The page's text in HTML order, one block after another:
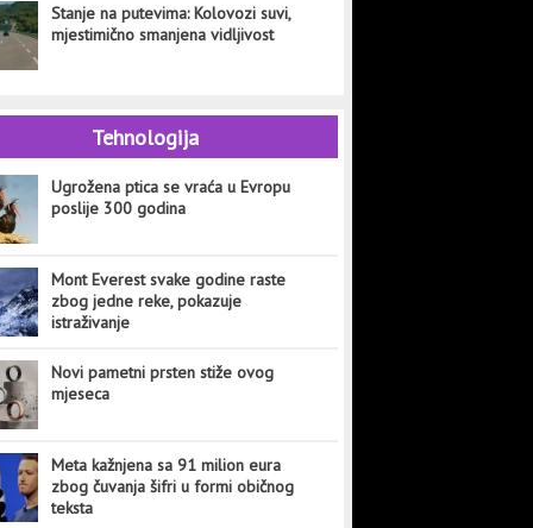
Stanje na putevima: Kolovozi suvi,
mjestimično smanjena vidljivost
Tehnologija
Ugrožena ptica se vraća u Evropu
poslije 300 godina
Mont Everest svake godine raste
zbog jedne reke, pokazuje
istraživanje
Novi pametni prsten stiže ovog
mjeseca
Meta kažnjena sa 91 milion eura
zbog čuvanja šifri u formi običnog
teksta